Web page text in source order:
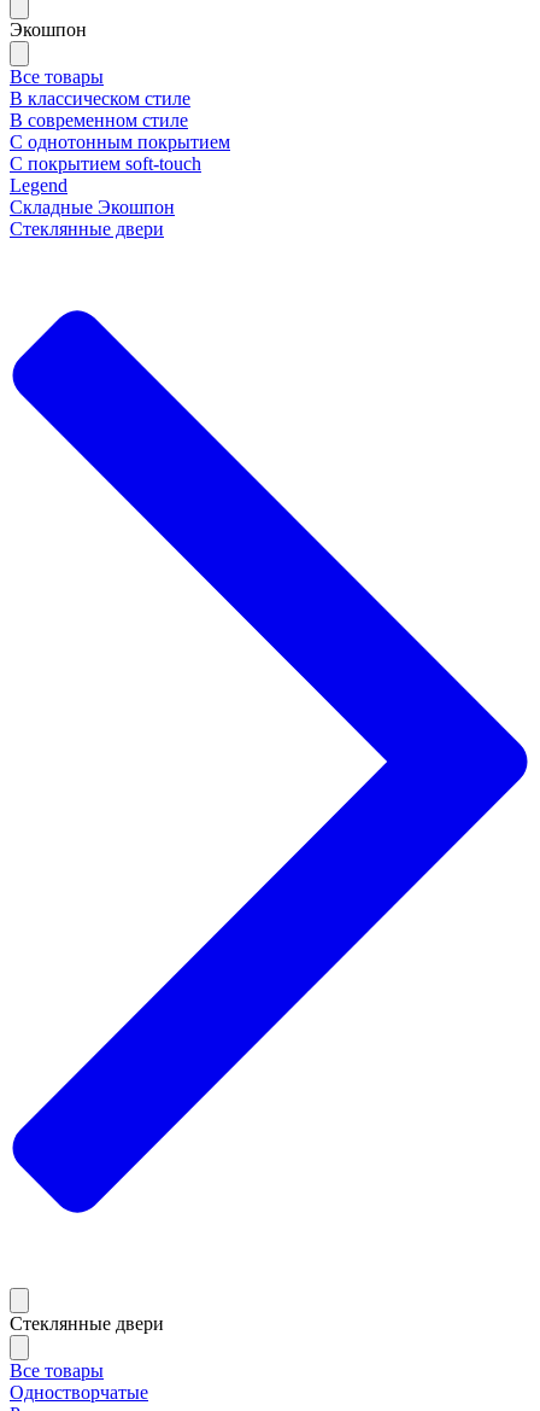
Экошпон
Все товары
В классическом стиле
В современном стиле
С однотонным покрытием
С покрытием soft-touch
Legend
Складные Экошпон
Стеклянные двери
Стеклянные двери
Все товары
Одностворчатые